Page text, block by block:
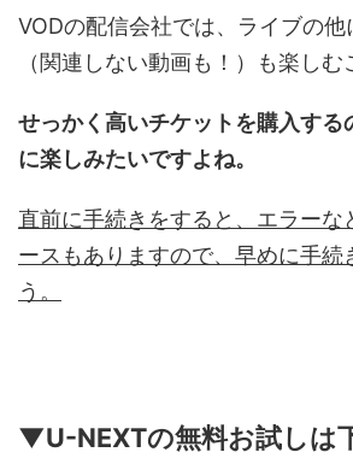
VODの配信会社では、ライブの
（関連しない動画も！）も楽しむ
せっかく高いチケットを購入する
に楽しみたいですよね。
直前に手続きをすると、エラーな
ースもありますので、早めに手続
う。
▼U-NEXTの無料お試しは